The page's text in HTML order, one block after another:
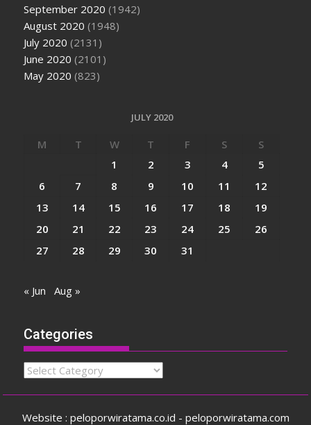
September 2020 (1942)
August 2020 (1948)
July 2020 (2131)
June 2020 (2101)
May 2020 (823)
JULY 2020
M T W T F S
S
1
2 3 4
5
6
7 8 9 10 11
12
13
14 15 16 17 18
19
20
21 22 23 24 25
26
27
28 29 30 31
« Jun Aug »
Categories
Categories
Website : peloporwiratama.co.id - peloporwiratama.com